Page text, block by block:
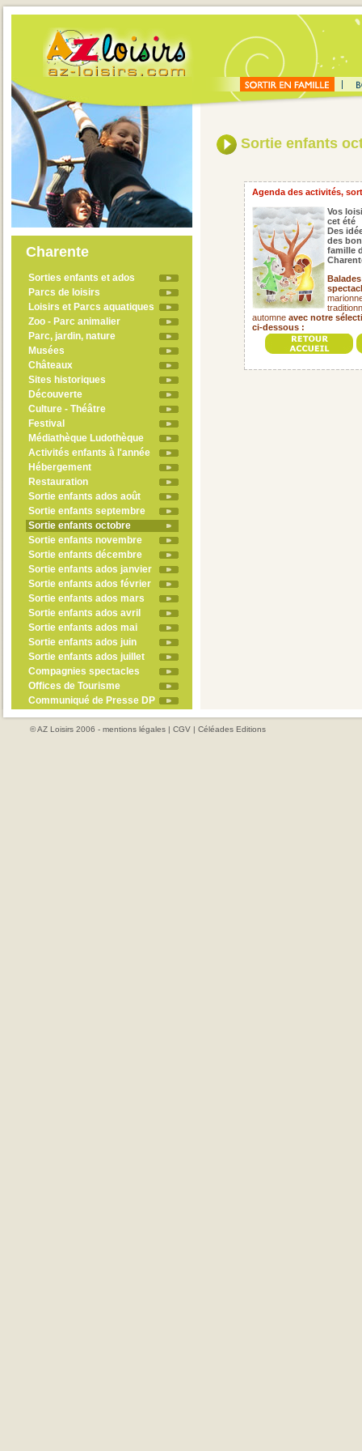
Charente
Sorties enfants et ados
Parcs de loisirs
Loisirs et Parcs aquatiques
Zoo - Parc animalier
Parc, jardin, nature
Musées
Châteaux
Sites historiques
Découverte
Culture - Théâtre
Festival
Médiathèque Ludothèque
Activités enfants à l'année
Hébergement
Restauration
Sortie enfants ados août
Sortie enfants septembre
Sortie enfants octobre
Sortie enfants novembre
Sortie enfants décembre
Sortie enfants ados janvier
Sortie enfants ados février
Sortie enfants ados mars
Sortie enfants ados avril
Sortie enfants ados mai
Sortie enfants ados juin
Sortie enfants ados juillet
Compagnies spectacles
Offices de Tourisme
Communiqué de Presse DP
Sortie enfants
Agenda des activités,
Vos
cet été
Des
des
famille
automne avec notre
ci-dessous :
© AZ Loisirs 2006 - mentions légales | CGV | Céléades Editions